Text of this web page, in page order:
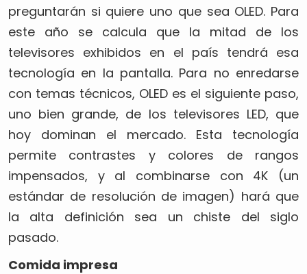
preguntarán si quiere uno que sea OLED. Para
este año se calcula que la mitad de los
televisores exhibidos en el país tendrá esa
tecnología en la pantalla. Para no enredarse
con temas técnicos, OLED es el siguiente paso,
uno bien grande, de los televisores LED, que
hoy dominan el mercado. Esta tecnología
permite contrastes y colores de rangos
impensados, y al combinarse con 4K (un
estándar de resolución de imagen) hará que
la alta definición sea un chiste del siglo
pasado.
Comida impresa